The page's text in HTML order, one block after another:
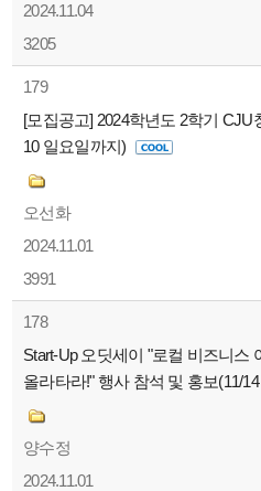
2024.11.04
3205
179
[모집공고] 2024학년도 2학기
10 일요일까지)
오선화
2024.11.01
3991
178
Start-Up 오딧세이 "로컬 비즈니스
올라타라!" 행사 참석 및 홍보(11/
양수정
2024.11.01